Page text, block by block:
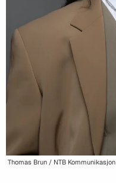
Thomas Brun / NTB Kommunikasjon